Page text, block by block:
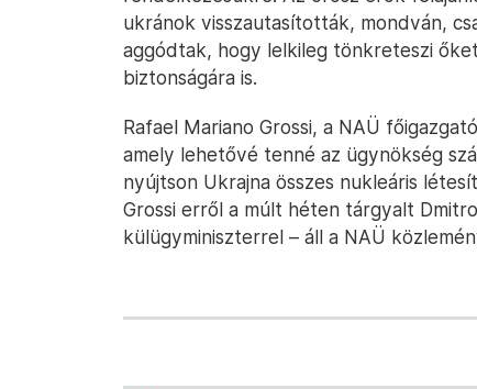
ukránok visszautasították, mondván,
aggódtak, hogy lelkileg tönkreteszi
biztonságára is.
Rafael Mariano Grossi, a NAÜ
amely lehetővé tenné az ügynökség
nyújtson Ukrajna összes nukleáris
Grossi erről a múlt héten tárgyalt
külügyminiszterrel – áll a NAÜ